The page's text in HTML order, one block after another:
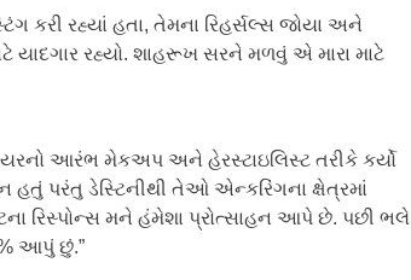
કરી રહ્યાં હતા, તેમના રિહર્સલ્સ જોયા અને
યાદગાર રહ્યો. શાહરૂખ સરને મળવું એ મારા માટે
આરંભ મેકઅપ અને હેરસ્ટાઇલિસ્ટ તરીકે કર્યો
પરંતુ ડેસ્ટિનીથી તેઓ એન્કરિંગના ક્ષેત્રમાં
રિસ્પોન્સ મને હંમેશા પ્રોત્સાહન આપે છે. પછી ભલે
આપું છું.”